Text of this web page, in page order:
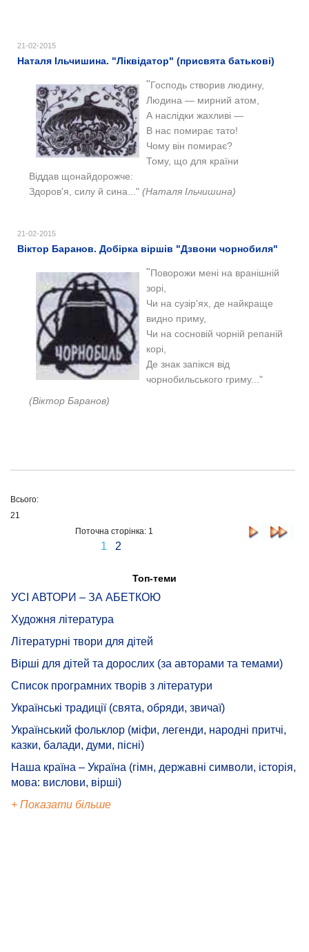
21-02-2015
Наталя Ільчишина. "Ліквідатор" (присвята батькові)
"Господь створив людину,
Людина — мирний атом,
А наслідки жахливі —
В нас помирає тато!
Чому він помирає?
Тому, що для країни
Віддав щонайдорожче:
Здоров'я, силу й сина..." (Наталя Ільчишина)
21-02-2015
Віктор Баранов. Добірка віршів "Дзвони чорнобиля"
"Поворожи мені на вранішній
зорі,
Чи на сузір'ях, де найкраще
видно приму,
Чи на сосновій чорній репаній
корі,
Де знак запікся від
чорнобильського гриму..."
(Віктор Баранов)
Всього:
21
Поточна сторінка: 1
1 2
Топ-теми
УСІ АВТОРИ – ЗА АБЕТКОЮ
Художня література
Літературні твори для дітей
Вірші для дітей та дорослих (за авторами та темами)
Список програмних творів з літератури
Українські традиції (свята, обряди, звичаї)
Український фольклор (міфи, легенди, народні притчі,
казки, балади, думи, пісні)
Наша країна – Україна (гімн, державні символи, історія,
мова: вислови, вірші)
+ Показати більше